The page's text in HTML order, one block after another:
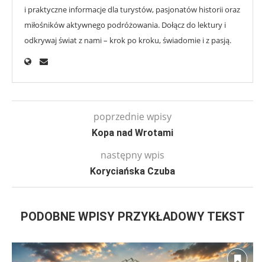
i praktyczne informacje dla turystów, pasjonatów historii oraz
miłośników aktywnego podróżowania. Dołącz do lektury i
odkrywaj świat z nami – krok po kroku, świadomie i z pasją.
poprzednie wpisy
Kopa nad Wrotami
następny wpis
Koryciańska Czuba
PODOBNE WPISY PRZYKŁADOWY TEKST